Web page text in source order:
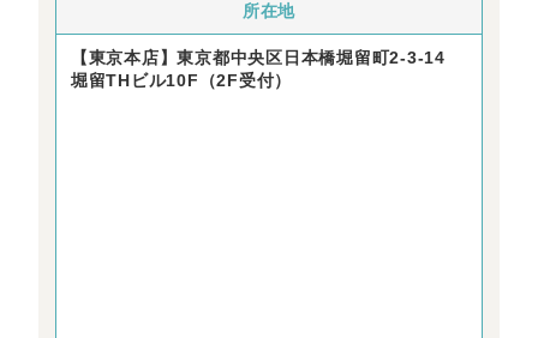
所在地
【東京本店】東京都中央区日本橋堀留町2-3-14
堀留THビル10F（2F受付）